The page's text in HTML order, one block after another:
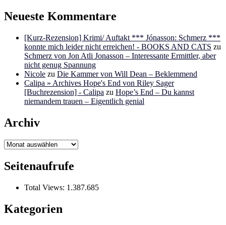
Neueste Kommentare
[Kurz-Rezension] Krimi/ Auftakt *** Jónasson: Schmerz ***
konnte mich leider nicht erreichen! - BOOKS AND CATS zu
Schmerz von Jon Atli Jonasson – Interessante Ermittler, aber
nicht genug Spannung
Nicole zu Die Kammer von Will Dean – Beklemmend
Calipa » Archives Hope's End von Riley Sager
[Buchrezension] - Calipa zu Hope’s End – Du kannst
niemandem trauen – Eigentlich genial
Archiv
Archiv
Seitenaufrufe
Total Views: 1.387.685
Kategorien